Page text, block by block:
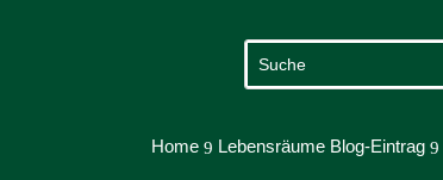
Home 9 Lebensräume Blog-Eintrag 9